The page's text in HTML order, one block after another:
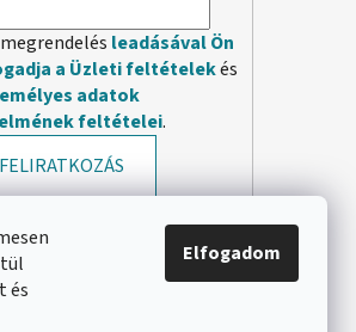
és
Elfogadom
leadásával Ön
a Üzleti feltételekés
adatok
feltételei.
FELIRATKOZÁS